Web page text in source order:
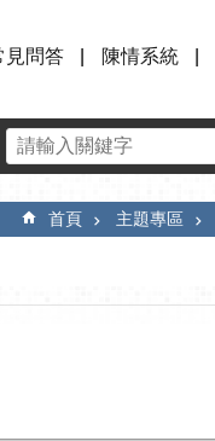
見問答 陳情系統
首頁 主題專區